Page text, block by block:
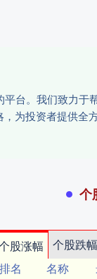
台。我们致力于
为投资者提供全
个
股涨幅 个股跌幅
排名
名称